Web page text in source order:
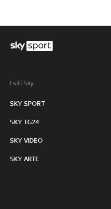
I siti Sky:
SKY SPORT
SKY TG24
SKY VIDEO
SKY ARTE